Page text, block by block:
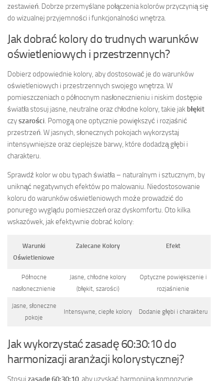
zestawień. Dobrze przemyślane połączenia kolorów przyczynią się
do wizualnej przyjemności i funkcjonalności wnętrza.
Jak dobrać kolory do trudnych warunków
oświetleniowych i przestrzennych?
Dobierz odpowiednie kolory, aby dostosować je do warunków
oświetleniowych i przestrzennych swojego wnętrza. W
pomieszczeniach o północnym nasłonecznieniu i niskim dostępie
światła stosuj jasne, neutralne oraz chłodne kolory, takie jak błękit
czyszarości. Pomogą one optycznie powiększyć i rozjaśnić
przestrzeń. W jasnych, słonecznych pokojach wykorzystaj
intensywniejsze oraz cieplejsze barwy, które dodadzą głębi i
charakteru.
Sprawdź kolor w obu typach światła – naturalnym i sztucznym, by
uniknąć negatywnych efektów po malowaniu. Niedostosowanie
koloru do warunków oświetleniowych może prowadzić do
ponurego wyglądu pomieszczeń oraz dyskomfortu. Oto kilka
wskazówek, jak efektywnie dobrać kolory:
Warunki
Oświetleniowe
Zalecane Kolory Efekt
Północne
nasłonecznienie
Jasne, chłodne kolory
(błękit, szarości)
Optyczne powiększenie i
rozjaśnienie
Jasne, słoneczne
pokoje
Intensywne, ciepłe kolory Dodanie głębi i charakteru
Jak wykorzystać zasadę 60:30:10 do
harmonizacji aranżacji kolorystycznej?
Stosuj zasadę 60:30:10 , aby uzyskać harmonijną kompozycję